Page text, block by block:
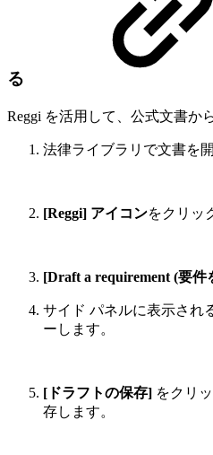
る
Reggi を活用して、公式文書か
法律ライブラリで文書を開
[Reggi] アイコンをクリッ
[Draft a requirement (要件
サイド パネルに表示され
ーします。
[ドラフトの保存] をクリ
存します。